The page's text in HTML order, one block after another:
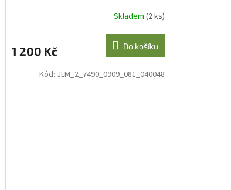
Skladem (2 ks)
1 200 Kč Do košíku
Kód: JLM_2_7490_0909_081_040048